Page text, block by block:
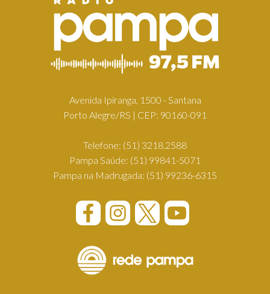
Avenida Ipiranga, 1500 - Santana
Porto Alegre/RS | CEP: 90160-091
Telefone: (51) 3218.2588
Pampa Saúde: (51) 99841-5071
Pampa na Madrugada: (51) 99236-6315